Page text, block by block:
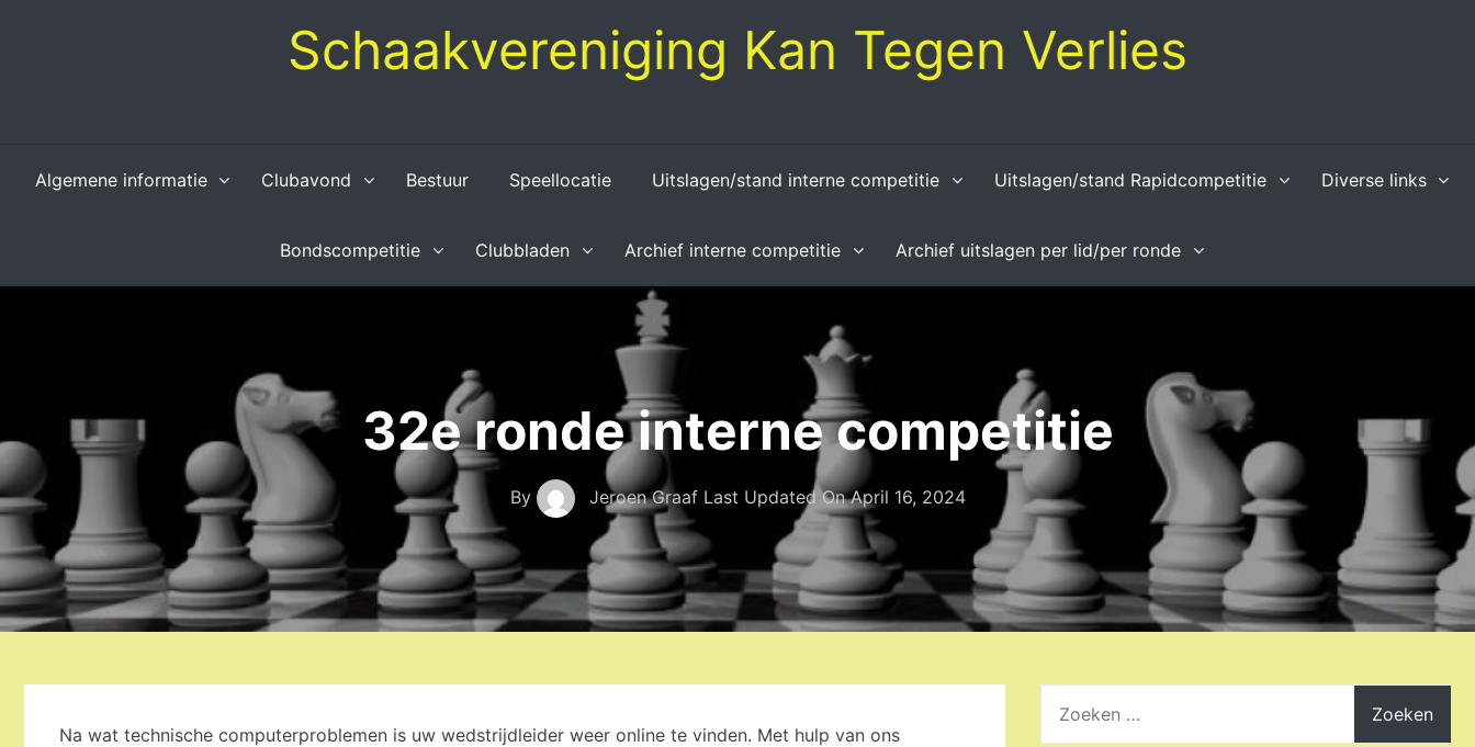
Schaakvereniging Kan Tegen Verlies
Algemene informatie Clubavond Bestuur Speellocatie Uitslagen/stand interne competitie Uitslagen/stand Rapidcompetitie Diverse links
Bondscompetitie Clubbladen Archief interne competitie Archief uitslagen per lid/per ronde
32e ronde interne competitie
By Jeroen Graaf Last Updated OnApril 16, 2024
Na wat technische computerproblemen is uw wedstrijdleider weer online te vinden. Met hulp van ons
naar: